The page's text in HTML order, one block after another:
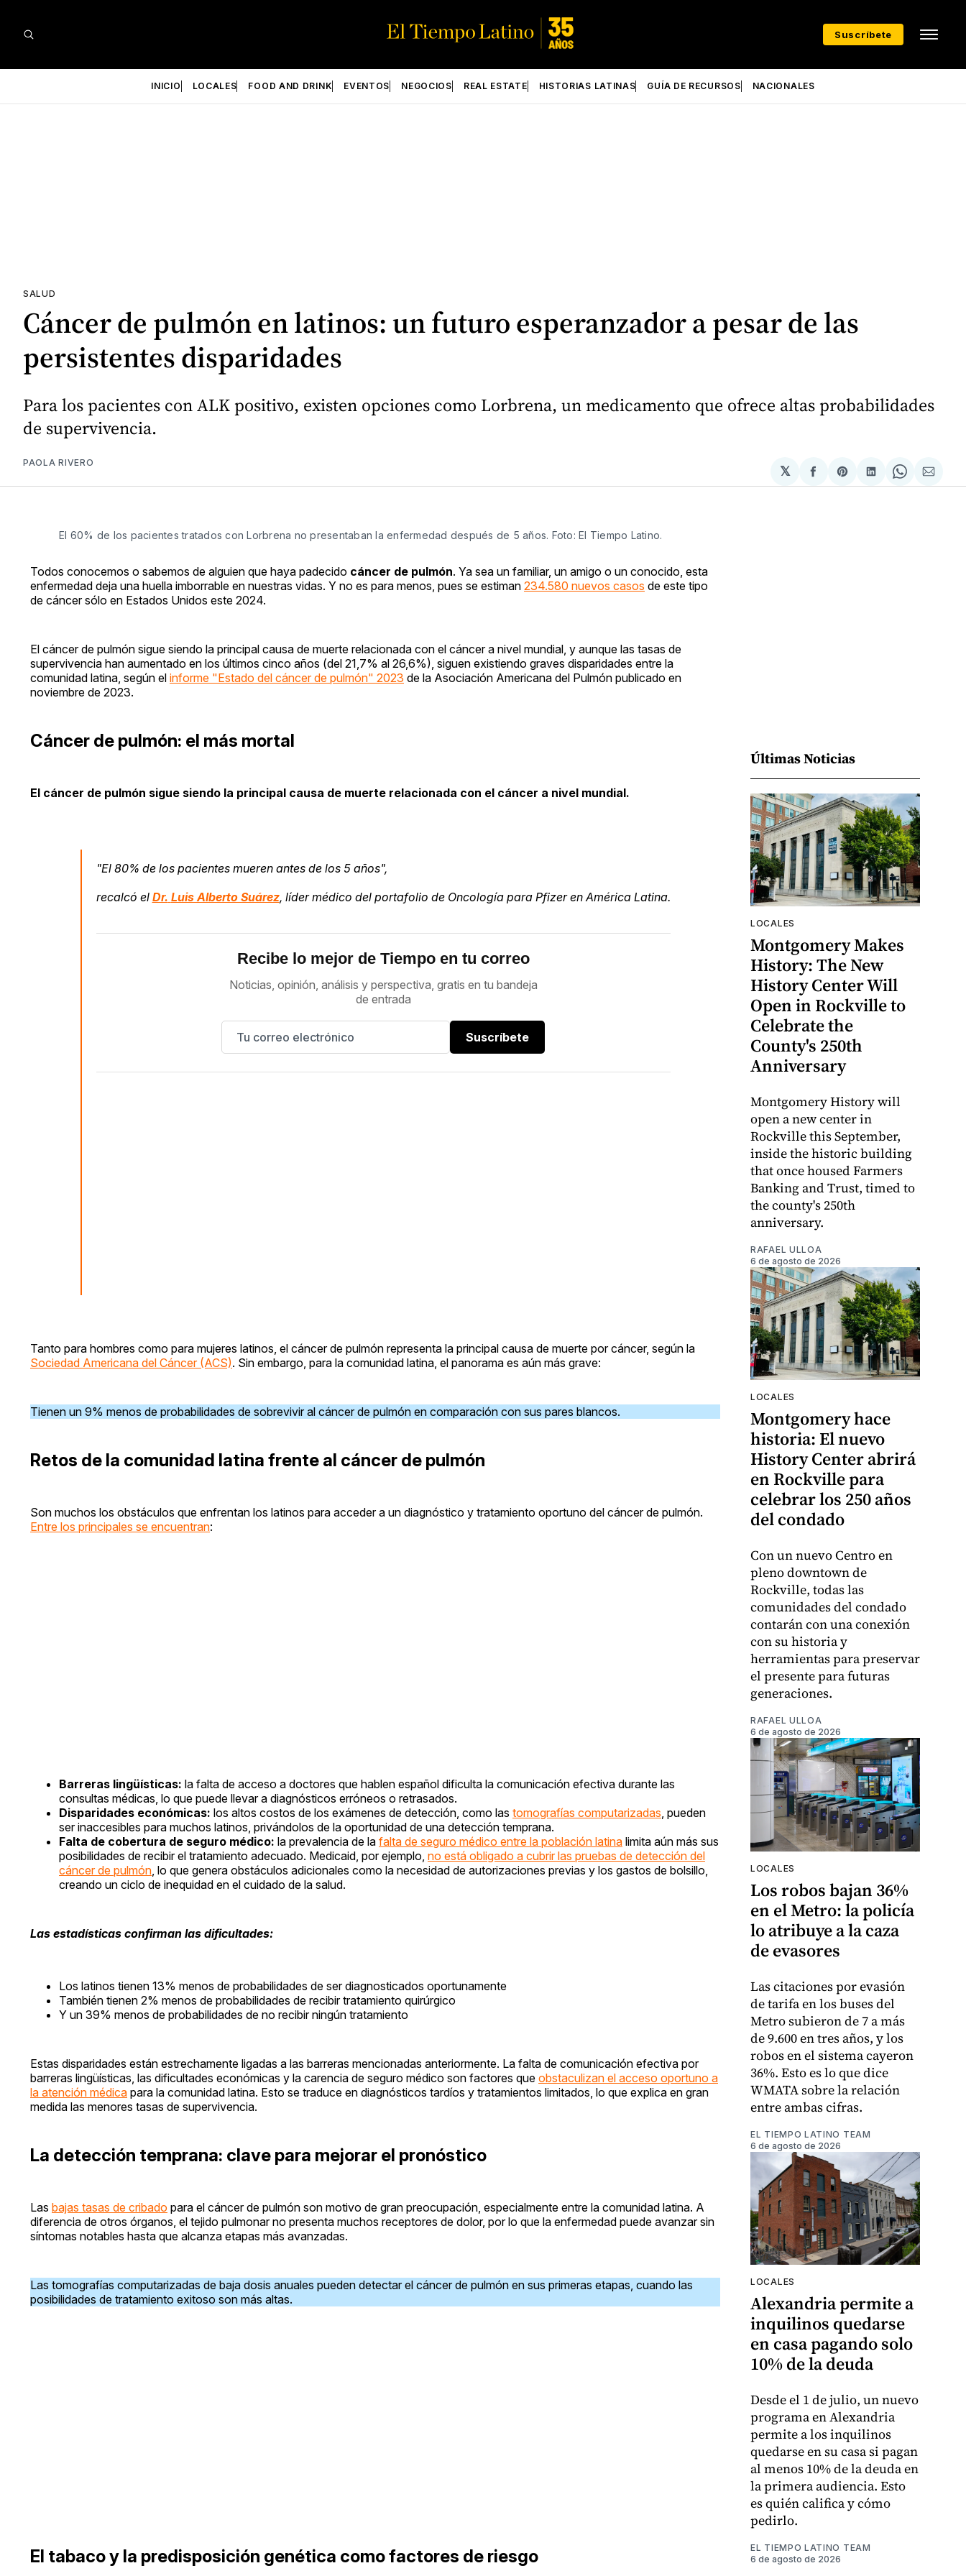
Suscríbete
INICIO LOCALES FOOD AND DRINK EVENTOS NEGOCIOS REAL ESTATE HISTORIAS LATINAS GUÍA DE RECURSOS NACIONALES
SALUD
Cáncer de pulmón en latinos: un futuro esperanzador a pesar de las
persistentes disparidades
Para los pacientes con ALK positivo, existen opciones como Lorbrena, un medicamento que ofrece altas probabilidades
de supervivencia.
PAOLA RIVERO
𝕏
Compartir
en
Share
on
Compartir
en
Share
on
via
El 60% de los pacientes tratados con Lorbrena no presentaban la enfermedad después de 5 años. Foto: El Tiempo Latino.
Todos conocemos o sabemos de alguien que haya padecido cáncer de pulmón. Ya sea un familiar, un amigo o un conocido, esta
enfermedad deja una huella imborrable en nuestras vidas. Y no es para menos, pues se estiman 234.580 nuevos casos de este tipo
de cáncer sólo en Estados Unidos este 2024.
El cáncer de pulmón sigue siendo la principal causa de muerte relacionada con el cáncer a nivel mundial, y aunque las tasas de
supervivencia han aumentado en los últimos cinco años (del 21,7% al 26,6%), siguen existiendo graves disparidades entre la
comunidad latina, según el informe "Estado del cáncer de pulmón" 2023 de la Asociación Americana del Pulmón publicado en
noviembre de 2023.
Cáncer de pulmón: el más mortal
El cáncer de pulmón sigue siendo la principal causa de muerte relacionada con el cáncer a nivel mundial.
"El 80% de los pacientes mueren antes de los 5 años",
recalcó el Dr. Luis Alberto Suárez, líder médico del portafolio de Oncología para Pfizer en América Latina.
Recibe lo mejor de Tiempo en tu correo
Noticias, opinión, análisis y perspectiva, gratis en tu bandeja
de entrada
Suscríbete
Tanto para hombres como para mujeres latinos, el cáncer de pulmón representa la principal causa de muerte por cáncer, según la
Sociedad Americana del Cáncer (ACS). Sin embargo, para la comunidad latina, el panorama es aún más grave:
Tienen un 9% menos de probabilidades de sobrevivir al cáncer de pulmón en comparación con sus pares blancos.
Retos de la comunidad latina frente al cáncer de pulmón
Son muchos los obstáculos que enfrentan los latinos para acceder a un diagnóstico y tratamiento oportuno del cáncer de pulmón.
Entre los principales se encuentran:
Barreras lingüísticas: la falta de acceso a doctores que hablen español dificulta la comunicación efectiva durante las
consultas médicas, lo que puede llevar a diagnósticos erróneos o retrasados.
Disparidades económicas: los altos costos de los exámenes de detección, como las tomografías computarizadas , pueden
ser inaccesibles para muchos latinos, privándolos de la oportunidad de una detección temprana.
Falta de cobertura de seguro médico: la prevalencia de la falta de seguro médico entre la población latina limita aún más sus
posibilidades de recibir el tratamiento adecuado. Medicaid, por ejemplo, no está obligado a cubrir las pruebas de detección del
cáncer de pulmón , lo que genera obstáculos adicionales como la necesidad de autorizaciones previas y los gastos de bolsillo,
creando un ciclo de inequidad en el cuidado de la salud.
Las estadísticas confirman las dificultades:
Los latinos tienen 13% menos de probabilidades de ser diagnosticados oportunamente
También tienen 2% menos de probabilidades de recibir tratamiento quirúrgico
Y un 39% menos de probabilidades de no recibir ningún tratamiento
Estas disparidades están estrechamente ligadas a las barreras mencionadas anteriormente. La falta de comunicación efectiva por
barreras lingüísticas, las dificultades económicas y la carencia de seguro médico son factores que obstaculizan el acceso oportuno a
la atención médica para la comunidad latina. Esto se traduce en diagnósticos tardíos y tratamientos limitados, lo que explica en gran
medida las menores tasas de supervivencia.
La detección temprana: clave para mejorar el pronóstico
Las bajas tasas de cribado para el cáncer de pulmón son motivo de gran preocupación, especialmente entre la comunidad latina. A
diferencia de otros órganos, el tejido pulmonar no presenta muchos receptores de dolor, por lo que la enfermedad puede avanzar sin
síntomas notables hasta que alcanza etapas más avanzadas.
Las tomografías computarizadas de baja dosis anuales pueden detectar el cáncer de pulmón en sus primeras etapas, cuando las
posibilidades de tratamiento exitoso son más altas.
El tabaco y la predisposición genética como factores de riesgo
Últimas Noticias
LOCALES
Montgomery Makes
History: The New
History Center Will
Open in Rockville to
Celebrate the
County's 250th
Anniversary
Montgomery History will
open a new center in
Rockville this September,
inside the historic building
that once housed Farmers
Banking and Trust, timed to
the county's 250th
anniversary.
RAFAEL ULLOA
6 de agosto de 2026
LOCALES
Montgomery hace
historia: El nuevo
History Center abrirá
en Rockville para
celebrar los 250 años
del condado
Con un nuevo Centro en
pleno downtown de
Rockville, todas las
comunidades del condado
contarán con una conexión
con su historia y
herramientas para preservar
el presente para futuras
generaciones.
RAFAEL ULLOA
6 de agosto de 2026
LOCALES
Los robos bajan 36%
en el Metro: la policía
lo atribuye a la caza
de evasores
Las citaciones por evasión
de tarifa en los buses del
Metro subieron de 7 a más
de 9.600 en tres años, y los
robos en el sistema cayeron
36%. Esto es lo que dice
WMATA sobre la relación
entre ambas cifras.
EL TIEMPO LATINO TEAM
6 de agosto de 2026
LOCALES
Alexandria permite a
inquilinos quedarse
en casa pagando solo
10% de la deuda
Desde el 1 de julio, un nuevo
programa en Alexandria
permite a los inquilinos
quedarse en su casa si pagan
al menos 10% de la deuda en
la primera audiencia. Esto
es quién califica y cómo
pedirlo.
EL TIEMPO LATINO TEAM
6 de agosto de 2026